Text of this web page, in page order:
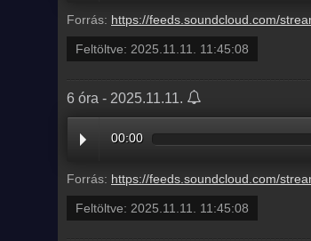
Forrás: https://feeds.soundcloud.com/stream/2210610644-radio1hungary-2-mi-az-amit-felnottkent-is-eltitkolunk-a-szuleink-elott-
Feltöltve: 2025.11.11. 11:45:08
6 óra - 2025.11.11.
00:00
Forrás: https://feeds.soundcloud.com/stream/2210610650-radio1hungary-eb2a849b-b162-4dc9-a72a-
Feltöltve: 2025.11.11. 11:45:08